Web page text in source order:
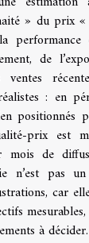
» du prix
performance
de
ventes
: en
positionnés
prix est
mois de
n’est pas
car
à décider.